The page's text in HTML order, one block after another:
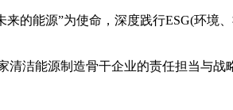
的能源”为使命，深度践行ESG(环境
洁能源制造骨干企业的责任担当与战